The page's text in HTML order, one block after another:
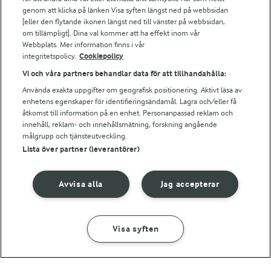
Arla webbshop
Bildbank
Följ oss
© 2026 Arla Foods
Ändra cookie-inställningar
genom att klicka på länken Visa syften längst ned på webbsidan
[eller den flytande ikonen längst ned till vänster på webbsidan,
om tillämpligt]. Dina val kommer att ha effekt inom vår
Webbplats. Mer information finns i vår
integritetspolicy. Cookiepolicy
Vi och våra partners behandlar data för att tillhandahålla:
Använda exakta uppgifter om geografisk positionering. Aktivt läsa av
enhetens egenskaper för identifieringsändamål. Lagra och/eller få
åtkomst till information på en enhet. Personanpassad reklam och
innehåll, reklam- och innehållsmätning, forskning angående
målgrupp och tjänsteutveckling.
Lista över partner (leverantörer)
Jag accepterar
Avvisa alla
Visa syften